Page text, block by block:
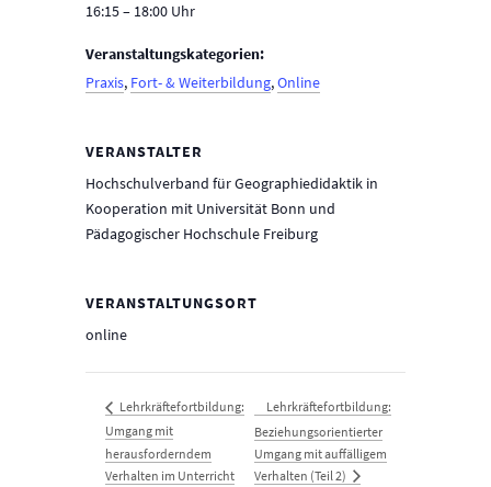
16:15 – 18:00
Veranstaltungskategorien:
Praxis, Fort- & Weiterbildung,Online
VERANSTALTUNGSORT
online
VERANSTALTER
Hochschulverband für Geographiedidaktik in
Kooperation mit Universität Bonn und
Pädagogischer Hochschule Freiburg
Lehrkräftefortbildung:
Umgang mit
herausforderndem
Verhalten im Unterricht
Lehrkräftefortbildung:
Beziehungsorientierter
Umgang mit auffälligem
Verhalten (Teil 2)